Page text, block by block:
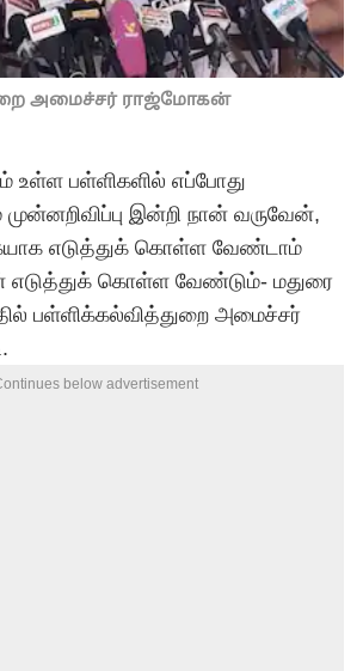
அமைச்சர் ராஜ்மோகன்
உள்ள பள்ளிகளில் எப்போது
இன்றி நான் வருவேன்,
எடுத்துக் கொள்ள வேண்டாம்
எடுத்துக் கொள்ள வேண்டும்- மதுரை
பள்ளிக்கல்வித்துறை அமைச்சர்
below advertisement